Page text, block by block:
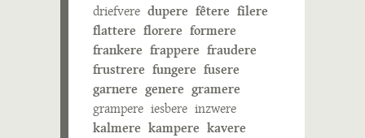
driefvere dupere fêtere filere
flattere florere formere
frankere frappere fraudere
frustrere fungere fusere
garnere genere gramere
grampere iesbere inzwere
kalmere kampere kavere